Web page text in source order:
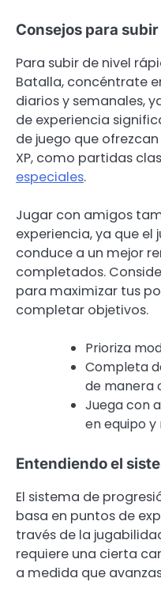
Consejos para
Para subir de nivel
Batalla, concéntrate
diarios y semanales,
de experiencia
de juego que
XP, como partidas
especiales.
Jugar con amigos
experiencia, ya que
conduce a un mejor
completados.
para maximizar tus
completar objetivos.
Prioriza
Completa
de manera
Juega con
en equipo
Entendiendo el
El sistema de
basa en puntos de
través de la
requiere una cierta
a medida que